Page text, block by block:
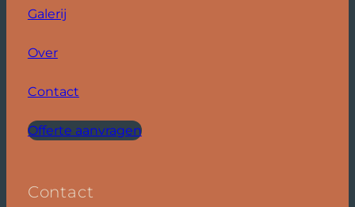
Galerij
Over
Contact
Offerte aanvragen
Contact